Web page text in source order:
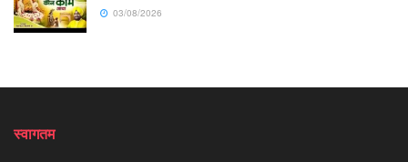
03/08/2026
स्वागतम